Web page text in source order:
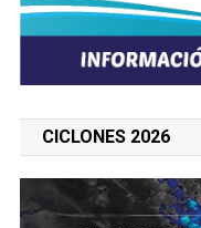
CICLONES 2026